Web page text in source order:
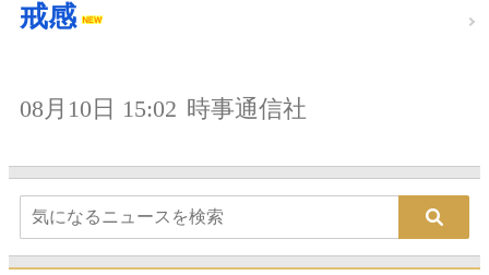
戒感
08月10日 15:02 時事通信社